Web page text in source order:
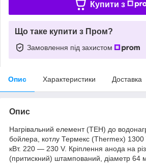
Купити з
Що таке купити з Пром?
Замовлення під захистом
Опис Характеристики Доставка
Опис
Нагрівальний елемент (ТЕН) до
бойлера, котлу Термекс (Thermex) 1300
кВт. 220 — 230 V. Кріплення анода на
(притискний) штампований, діаметр 64